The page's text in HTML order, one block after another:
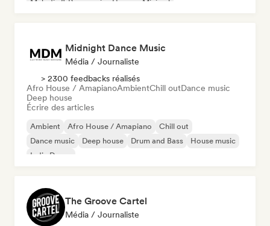
Melodic & Progressive House Minimal
Midnight Dance Music
Média / Journaliste
> 2300 feedbacks réalisés
Afro House / AmapianoAmbientChill outDance music
Deep house
Écrire des articles
Ambient Afro House / Amapiano
Chill out
Dance music
Deep house Drum and Bass
House music
Indie Dance
The Groove Cartel
Média / Journaliste